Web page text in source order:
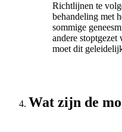
Richtlijnen te
behandeling met
sommige
andere stoptgezet
moet dit
Wat zijn de